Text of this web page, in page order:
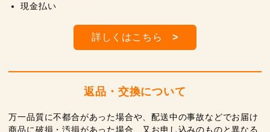
現金払い
詳しくはこちら>
返品・交換について
万一品質に不都合があった場合や、配送中の事故などでお届け
商品に破損・汚損があった場合、又お申し込みのものと異なる